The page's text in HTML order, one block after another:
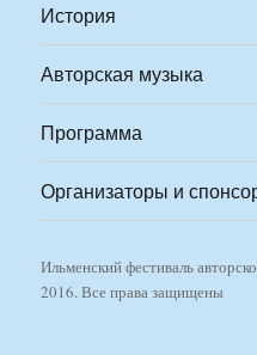
История
Авторская музыка
Программа
Организаторы и
Ильменский фестиваль
2016. Все права защищены